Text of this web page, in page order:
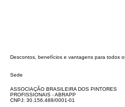
Descontos, benefícios e vantagens para todos
Sede
ASSOCIAÇÃO BRASILEIRA DOS PINTORES
PROFISSIONAIS - ABRAPP
CNPJ: 30.156.488/0001-01